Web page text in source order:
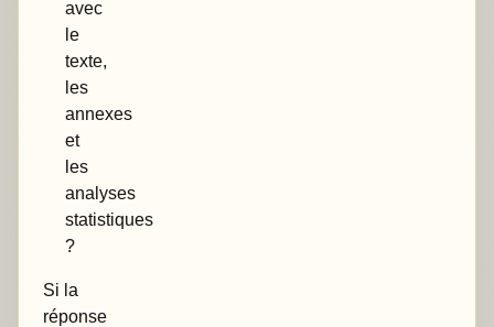
avec
le
texte,
les
annexes
et
les
analyses
statistiques
?
Si la
réponse